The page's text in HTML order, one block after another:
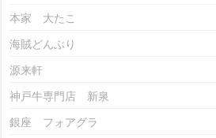
本家 大たこ
海賊どんぶり
源来軒
神戸牛専門店 新泉
銀座 フォアグラ